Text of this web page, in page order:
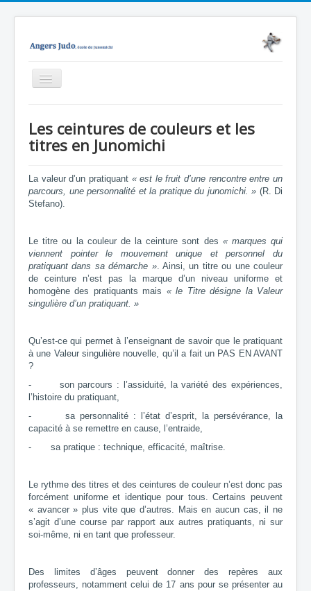
Basculer
Junomichi
Evènements
Médiathèque
Enseignement
Technique
Les ceintures de couleurs et les
titres en Junomichi
La valeur d’un pratiquant « est le fruit d’une rencontre entre un
parcours, une personnalité et la pratique du junomichi. » (R. Di
Stefano).
Le titre ou la couleur de la ceinture sont des « marques qui
viennent pointer le mouvement unique et personnel du
pratiquant dans sa démarche ». Ainsi, un titre ou une couleur
de ceinture n’est pas la marque d’un niveau uniforme et
homogène des pratiquants mais « le Titre désigne la Valeur
singulière d’un pratiquant. »
Qu’est-ce qui permet à l’enseignant de savoir que le pratiquant
à une Valeur singulière nouvelle, qu’il a fait un PAS EN AVANT
?
- son parcours : l’assiduité, la variété des expériences,
l’histoire du pratiquant,
- sa personnalité : l’état d’esprit, la persévérance, la
capacité à se remettre en cause, l’entraide,
- sa pratique : technique, efficacité, maîtrise.
Le rythme des titres et des ceintures de couleur n’est donc pas
forcément uniforme et identique pour tous. Certains peuvent
« avancer » plus vite que d’autres. Mais en aucun cas, il ne
s’agit d’une course par rapport aux autres pratiquants, ni sur
soi-même, ni en tant que professeur.
Des limites d’âges peuvent donner des repères aux
professeurs, notamment celui de 17 ans pour se présenter au